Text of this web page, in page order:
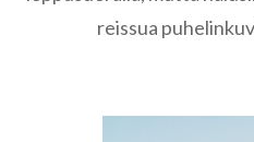
reissua